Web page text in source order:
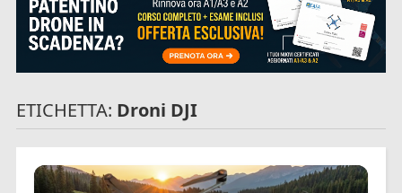
ETICHETTA: Droni DJI